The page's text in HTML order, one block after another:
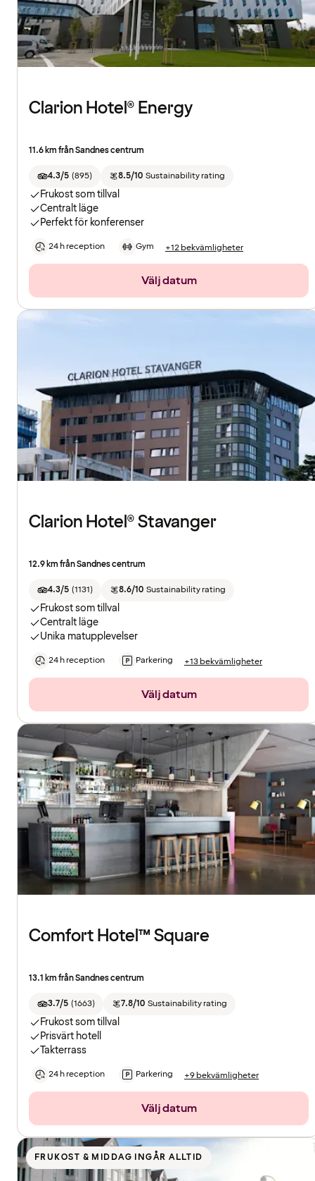
Clarion Hotel® Energy
11.6 km från Sandnes centrum
4.3/5 (895) 8.5/10 Sustainability rating
Frukost som tillval
Centralt läge
Perfekt för konferenser
24 h reception Gym +12 bekvämligheter
Välj datum
Clarion Hotel® Stavanger
12.9 km från Sandnes centrum
4.3/5 (1131) 8.6/10 Sustainability rating
Frukost som tillval
Centralt läge
Unika matupplevelser
24 h reception Parkering +13 bekvämligheter
Välj datum
Comfort Hotel™ Square
13.1 km från Sandnes centrum
3.7/5 (1663) 7.8/10 Sustainability rating
Frukost som tillval
Prisvärt hotell
Takterrass
24 h reception Parkering +9 bekvämligheter
Välj datum
FRUKOST & MIDDAG INGÅR ALLTID